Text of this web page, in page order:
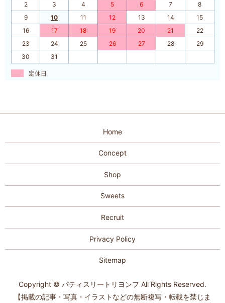
2
3 4 5 6 7
8
9
10 11 12 13 14
15
16
17 18 19 20 21
22
23
24 25 26 27 28
29
30
31
定休日
Home
Concept
Shop
Sweets
Recruit
Privacy Policy
Sitemap
Copyright © パティスリートリヨンフ All Rights Reserved.
【掲載の記事・写真・イラストなどの無断複写・転載を禁じま